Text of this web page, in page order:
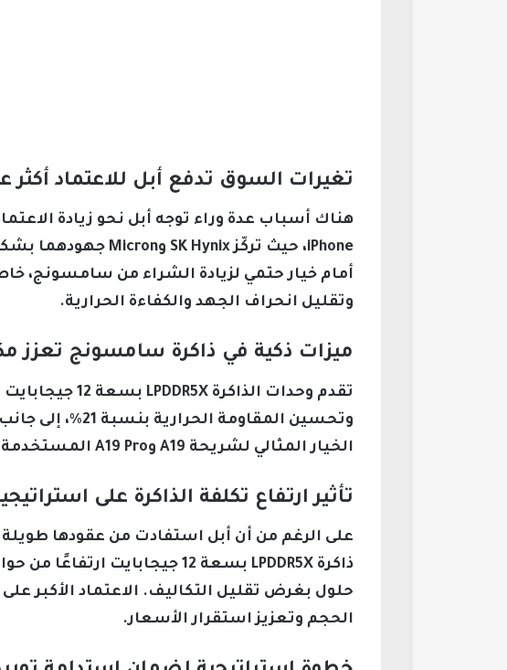
تغيرات السوق تدفع أبل للاعتماد
وتقليل انحراف الجهد والكفاءة الحرارية.
ميزات ذكية في ذاكرة سامسونج تعزز
الخيار المثالي لشريحة A19 وA19 Pro المستخدمة في هواتف أبل الحديثة.
تأثير ارتفاع تكلفة الذاكرة على
على الرغم من أن أبل استفادت من عقودها
حلول بغرض تقليل التكاليف. الاعتماد الأكبر
الحجم وتعزيز استقرار الأسعار.